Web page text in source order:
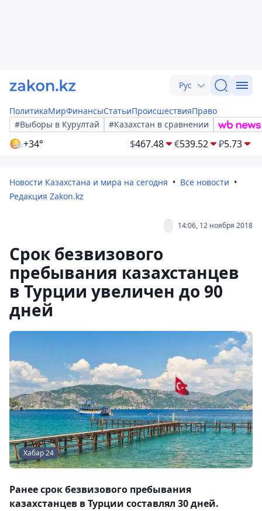
Рус
ПолитикаМирФинансыСтатьиПроисшествияПраво
#Выборы в Курултай
#Казахстан в сравнении
+34° $467.48 €539.52 ₽5.73
Новости Казахстана и мира на сегодня
Все новости
Редакция Zakon.kz
14:06, 12 ноября 2018
Срок безвизового
пребывания казахстанцев
в Турции увеличен до 90
дней
Хабар 24
Ранее срок безвизового пребывания
казахстанцев в Турции составлял 30 дней.